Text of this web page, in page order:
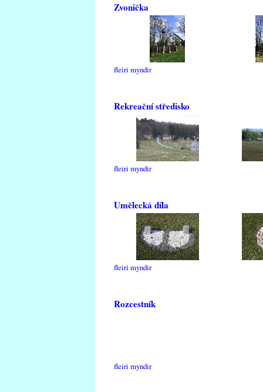
Zvonička
fleiri myndir
Rekreační středisko
fleiri myndir
Umělecká díla
fleiri myndir
Rozcestník
fleiri myndir